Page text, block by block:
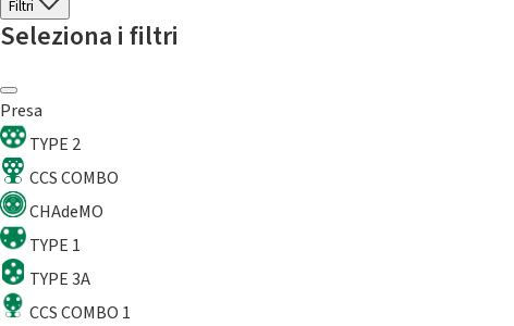
Filtri
Seleziona i filtri
Presa
TYPE 2
CCS COMBO
CHAdeMO
TYPE 1
TYPE 3A
CCS COMBO 1